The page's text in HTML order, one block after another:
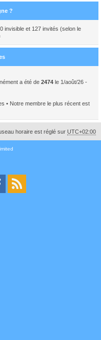
?
invisible et 127 invités (selon le
a été de 2474 le 1/août/26 -
• Notre membre le plus récent est
horaire est réglé sur UTC+02:00